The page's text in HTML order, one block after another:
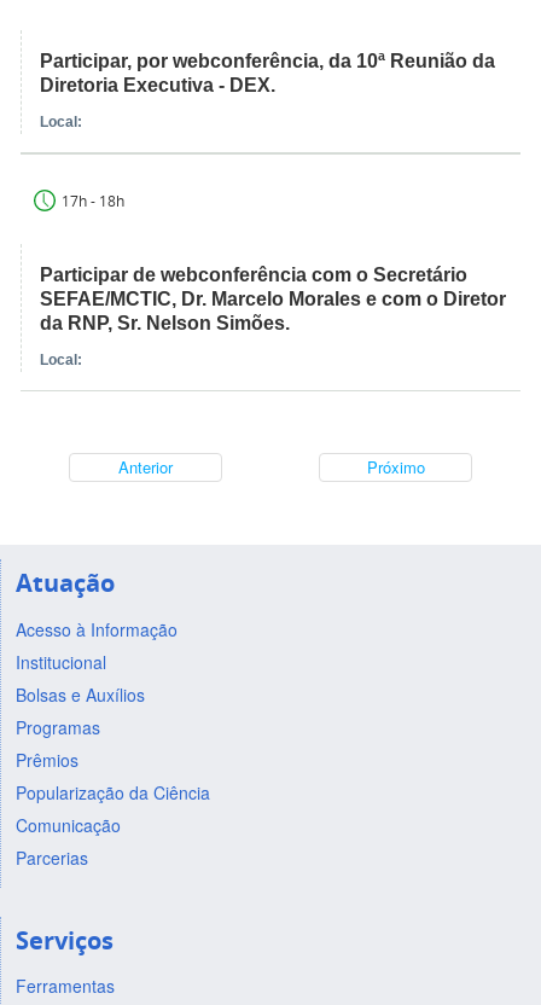
Participar, por webconferência, da 10ª Reunião da
Diretoria Executiva - DEX.
Local:
17h - 18h
Participar de webconferência com o Secretário
SEFAE/MCTIC, Dr. Marcelo Morales e com o Diretor
da RNP, Sr. Nelson Simões.
Local:
Anterior Próximo
Atuação
Acesso à Informação
Institucional
Bolsas e Auxílios
Programas
Prêmios
Popularização da Ciência
Comunicação
Parcerias
Serviços
Ferramentas